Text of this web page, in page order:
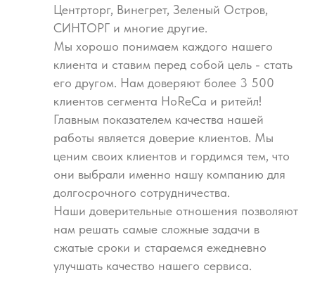
Центрторг, Винегрет, Зеленый Остров,
СИНТОРГ и многие другие.
Мы хорошо понимаем каждого нашего
клиента и ставим перед собой цель - стать
его другом. Нам доверяют более 3 500
клиентов сегмента HoReCa и ритейл!
Главным показателем качества нашей
работы является доверие клиентов. Мы
ценим своих клиентов и гордимся тем, что
они выбрали именно нашу компанию для
долгосрочного сотрудничества.
Наши доверительные отношения позволяют
нам решать самые сложные задачи в
сжатые сроки и стараемся ежедневно
улучшать качество нашего сервиса.